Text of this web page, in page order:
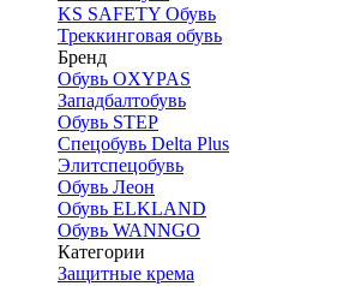
KS SAFETY Обувь
Треккинговая обувь
Бренд
Обувь OXYPAS
Западбалтобувь
Обувь STEP
Спецобувь Delta Plus
Элитспецобувь
Обувь Леон
Обувь ELKLAND
Обувь WANNGO
Категории
Защитные крема